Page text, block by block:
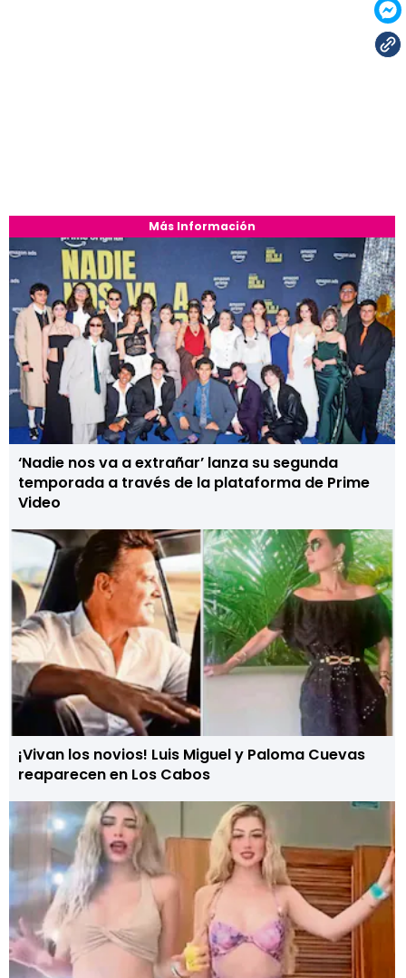
Más Información
‘Nadie nos va a extrañar’ lanza su segunda
temporada a través de la plataforma de Prime
Video
¡Vivan los novios! Luis Miguel y Paloma Cuevas
reaparecen en Los Cabos